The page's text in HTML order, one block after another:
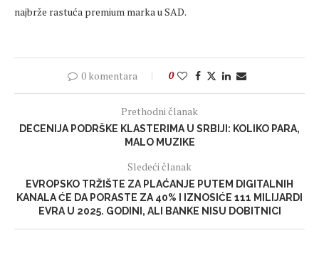
najbrže rastuća premium marka u SAD.
0 komentara 0
Prethodni članak
DECENIJA PODRŠKE KLASTERIMA U SRBIJI: KOLIKO PARA,
MALO MUZIKE
Sledeći članak
EVROPSKO TRŽIŠTE ZA PLAĆANJE PUTEM DIGITALNIH
KANALA ĆE DA PORASTE ZA 40% I IZNOSIĆE 111 MILIJARDI
EVRA U 2025. GODINI, ALI BANKE NISU DOBITNICI